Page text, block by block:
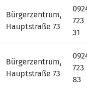
Bürgerzentrum,
Hauptstraße 73
723
31
Bürgerzentrum,
Hauptstraße 73
723
83